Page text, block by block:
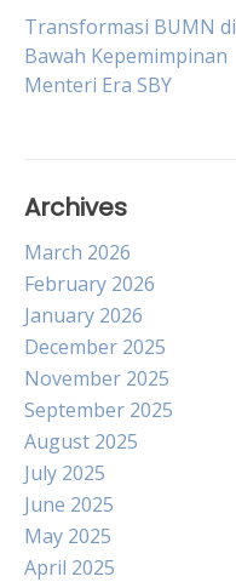
Post
navigation
Transformasi BUMN di
Bawah Kepemimpinan
Menteri Era SBY
Archives
March 2026
February 2026
January 2026
December 2025
November 2025
September 2025
August 2025
July 2025
June 2025
May 2025
April 2025